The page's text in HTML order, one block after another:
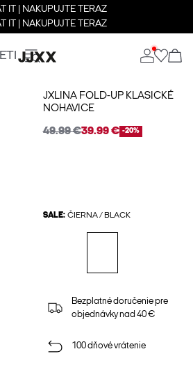
IT | NAKUPUJTE TERAZ
IT | NAKUPUJTE TERAZ
JXLINA FOLD-UP KLASICKÉ
NOHAVICE
49.99 €39.99 € -20%
SALE: ČIERNA / BLACK
Bezplatné doručenie pre
objednávky nad 40 €
100 dňové vrátenie